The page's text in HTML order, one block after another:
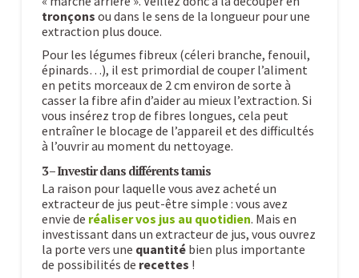
tronçons ou dans le sens de la longueur pour une
extraction plus douce.
Pour les légumes fibreux (céleri branche, fenouil,
épinards…), il est primordial de couper l’aliment
en petits morceaux de 2 cm environ de sorte à
casser la fibre afin d’aider au mieux l’extraction. Si
vous insérez trop de fibres longues, cela peut
entraîner le blocage de l’appareil et des difficultés
à l’ouvrir au moment du nettoyage.
3 – Investir dans différents tamis
La raison pour laquelle vous avez acheté un
extracteur de jus peut-être simple : vous avez
envie de réaliser vos jus au quotidien. Mais en
investissant dans un extracteur de jus, vous ouvrez
la porte vers une quantitébien plus importante
de possibilités de recettes !